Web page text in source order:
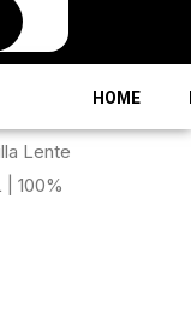
HOME
Lente
| 100%